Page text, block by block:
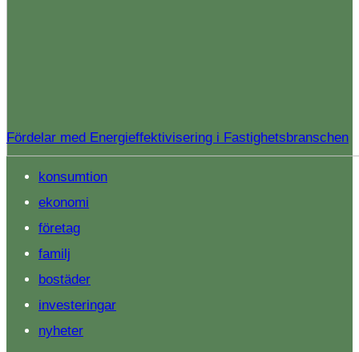
Fördelar med Energieffektivisering i Fastighetsbranschen
konsumtion
ekonomi
företag
familj
bostäder
investeringar
nyheter